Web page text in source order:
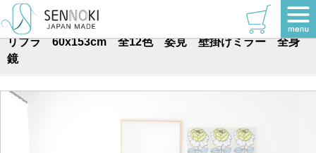
TOP >
リブラ 60x153cm 全12色 姿見 壁掛けミラー 全身
鏡